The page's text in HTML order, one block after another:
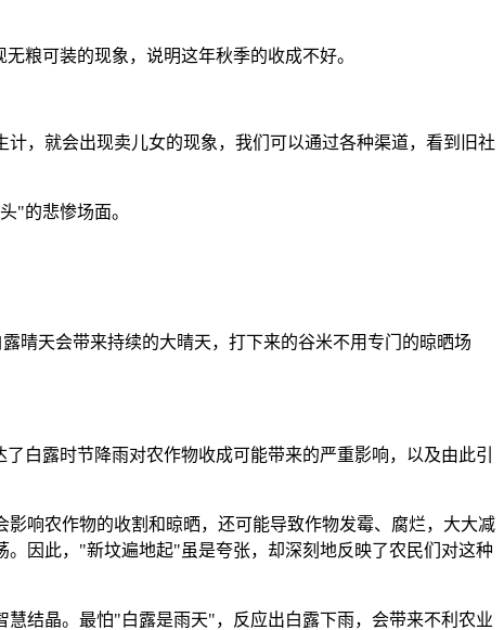
粮可装的现象，说明这年秋季的收成不好。
，就会出现卖儿女的现象，我们可以通过各种渠道，看到旧社
"的悲惨场面。
晴天会带来持续的大晴天，打下来的谷米不用专门的晾晒场
白露时节降雨对农作物收成可能带来的严重影响，以及由此引
响农作物的收割和晾晒，还可能导致作物发霉、腐烂，大大减
因此，"新坟遍地起"虽是夸张，却深刻地反映了农民们对这种
结晶。最怕"白露是雨天"，反应出白露下雨，会带来不利农业